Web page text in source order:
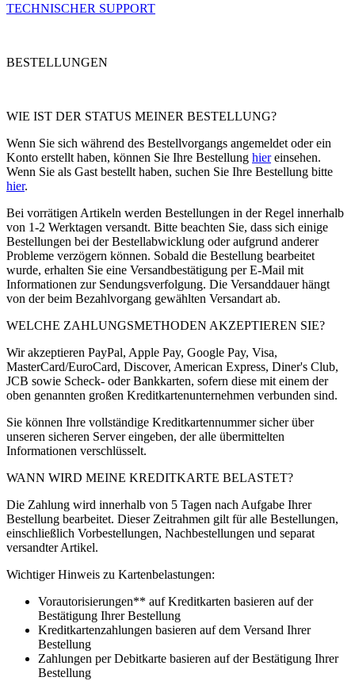
TECHNISCHER SUPPORT
BESTELLUNGEN
WIE IST DER STATUS MEINER BESTELLUNG?
Wenn Sie sich während des Bestellvorgangs angemeldet oder ein
Konto erstellt haben, können Sie Ihre Bestellung hiereinsehen.
Wenn Sie als Gast bestellt haben, suchen Sie Ihre Bestellung bitte
hier.
Bei vorrätigen Artikeln werden Bestellungen in der Regel innerhalb
von 1-2 Werktagen versandt. Bitte beachten Sie, dass sich einige
Bestellungen bei der Bestellabwicklung oder aufgrund anderer
Probleme verzögern können. Sobald die Bestellung bearbeitet
wurde, erhalten Sie eine Versandbestätigung per E-Mail mit
Informationen zur Sendungsverfolgung. Die Versanddauer hängt
von der beim Bezahlvorgang gewählten Versandart ab.
WELCHE ZAHLUNGSMETHODEN AKZEPTIEREN SIE?
Wir akzeptieren PayPal, Apple Pay, Google Pay, Visa,
MasterCard/EuroCard, Discover, American Express, Diner's Club,
JCB sowie Scheck- oder Bankkarten, sofern diese mit einem der
oben genannten großen Kreditkartenunternehmen verbunden sind.
Sie können Ihre vollständige Kreditkartennummer sicher über
unseren sicheren Server eingeben, der alle übermittelten
Informationen verschlüsselt.
WANN WIRD MEINE KREDITKARTE BELASTET?
Die Zahlung wird innerhalb von 5 Tagen nach Aufgabe Ihrer
Bestellung bearbeitet. Dieser Zeitrahmen gilt für alle Bestellungen,
einschließlich Vorbestellungen, Nachbestellungen und separat
versandter Artikel.
Wichtiger Hinweis zu Kartenbelastungen:
Vorautorisierungen** auf Kreditkarten basieren auf der
Bestätigung Ihrer Bestellung
Kreditkartenzahlungen basieren auf dem Versand Ihrer
Bestellung
Zahlungen per Debitkarte basieren auf der Bestätigung Ihrer
Bestellung